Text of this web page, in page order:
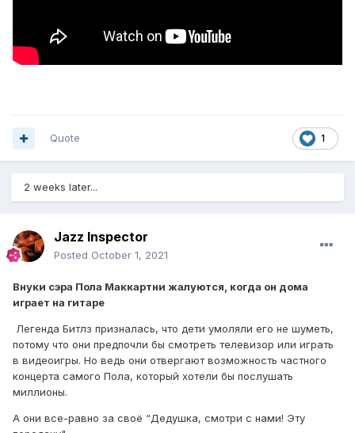
1
Quote
2 weeks later...
Jazz Inspector
Posted October 1, 2021
Внуки сэра Пола Маккартни жалуются, когда он дома
играет на гитаре
Легенда Битлз призналась, что дети умоляли его не шуметь,
потому что они предпочли бы смотреть телевизор или играть
в видеоигры. Но ведь они отвергают возможность частного
концерта самого Пола, который хотели бы послушать
миллионы.
А они все-равно за своё “Дедушка, смотри с нами! Эту